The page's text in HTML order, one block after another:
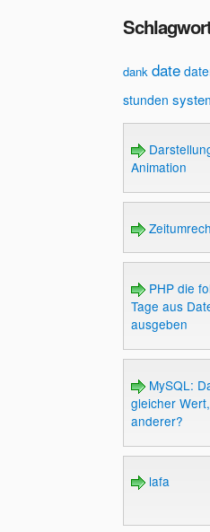
dank date
stunden
Animation
PHP die
Tage aus
ausgeben
MySQL:
gleicher
anderer?
lafa